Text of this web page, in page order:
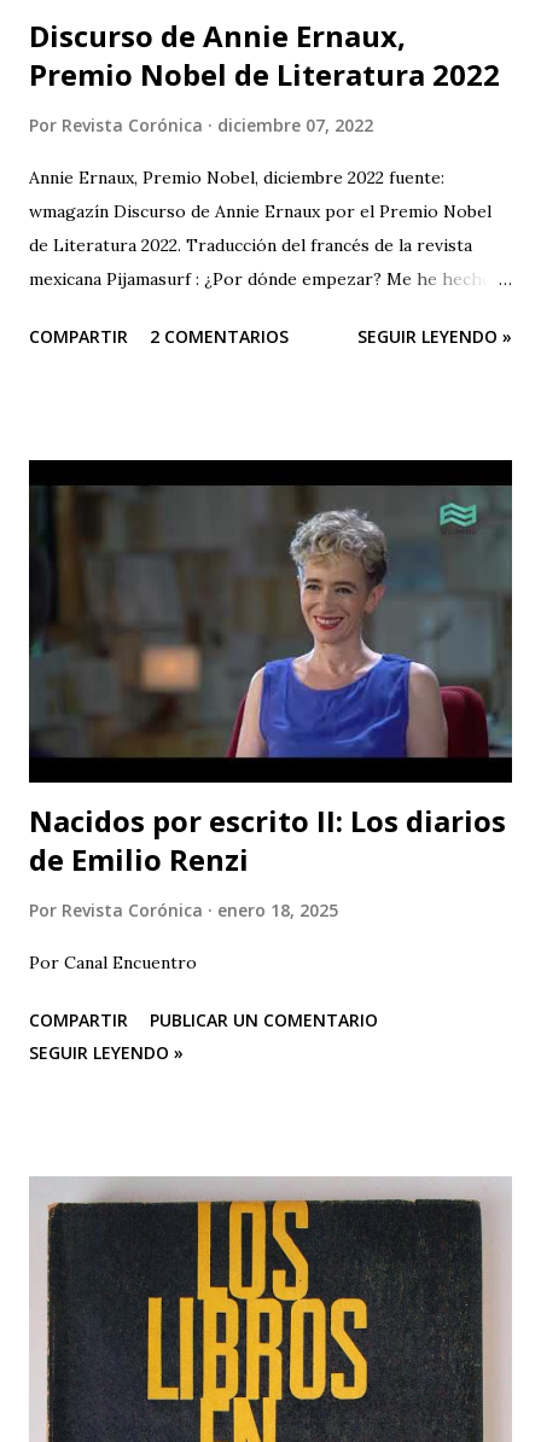
Discurso de Annie Ernaux,
Premio Nobel de Literatura 2022
Por Revista Corónica diciembre 07, 2022
Annie Ernaux, Premio Nobel, diciembre 2022 fuente:
wmagazín Discurso de Annie Ernaux por el Premio Nobel
de Literatura 2022. Traducción del francés de la revista
mexicana Pijamasurf : ¿Por dónde empezar? Me he hecho
blanco. Como si tuviera que encontrar la frase, la única, que
verdad me está pasando esto a mí?– mi imaginación me
presenta con un miedo creciente, es la misma necesidad la
que me abruma. Encontrar la frase que me dé la libertad y la
firmeza para hablar sin temblar, en este lugar donde me
han invitado esta noche. Esa frase, no necesito buscarla
muy lejos. Surge. En toda su nitidez, su violencia. Lapidaria.
Irrefragable. La escribí hace sesenta años en mi diario
íntimo. "Escribiré para vengar mi raza". Se hacía eco del
grito de Rimb...
COMPARTIR 2 COMENTARIOS SEGUIR LEYENDO »
Nacidos por escrito II: Los diarios
de Emilio Renzi
Por Revista Corónica enero 18, 2025
Por Canal Encuentro
COMPARTIR
PUBLICAR UN COMENTARIO
SEGUIR LEYENDO »